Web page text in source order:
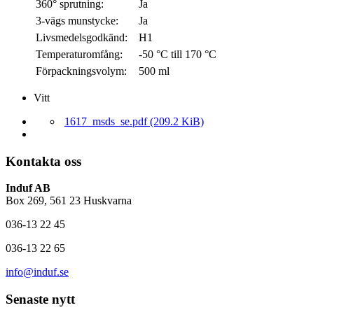
360° sprutning:
Ja
3-vägs munstycke:
Ja
Livsmedelsgodkänd:
H1
Temperaturomfång:
-50 °C till 170 °C
Förpackningsvolym:
500 ml
Vitt
1617_msds_se.pdf(209.2 KiB)
Kontakta oss
Induf AB
Box 269, 561 23 Huskvarna
036-13 22 45
036-13 22 65
info@induf.se
Senaste nytt